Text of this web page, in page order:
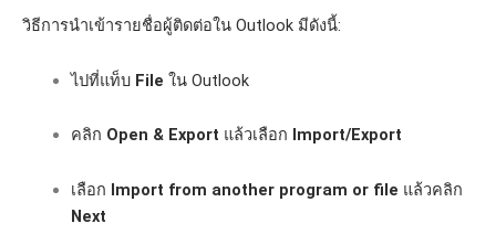
วิธีการนำเข้ารายชื่อผู้ติดต่อใน Outlook มีดังนี้:
ไปที่แท็บ File ใน Outlook
คลิก Open & Export แล้วเลือก Import/Export
เลือก Import from another program or file แล้วคลิก
Next